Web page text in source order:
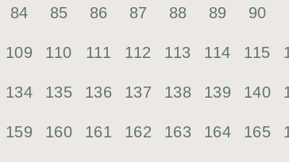
84 85 86 87 88 89 90
109 110 111 112 113 114 115
134 135 136 137 138 139 140
159 160 161 162 163 164 165